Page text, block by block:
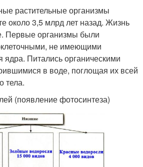
растительные организмы
около 3,5 млрд лет назад. Жизнь
Первые организмы были
не имеющими
Питались органическими
в воде, поглощая их всей
тела.
(появление фотосинтеза)